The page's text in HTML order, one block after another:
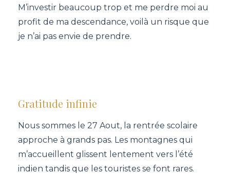
M’investir beaucoup trop et me perdre moi au
profit de ma descendance, voilà un risque que
je n’ai pas envie de prendre.
Gratitude infinie
Nous sommes le 27 Aout, la rentrée scolaire
approche à grands pas. Les montagnes qui
m’accueillent glissent lentement vers l’été
indien tandis que les touristes se font rares.